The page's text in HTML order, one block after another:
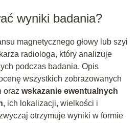
wyniki badania?
magnetycznego głowy lub szyi
radiologa, który analizuje
podczas badania. Opis
wszystkich zobrazowanych
oraz wskazanie ewentualnych
, ich lokalizacji, wielkości i
otrzymuje wyniki w formie